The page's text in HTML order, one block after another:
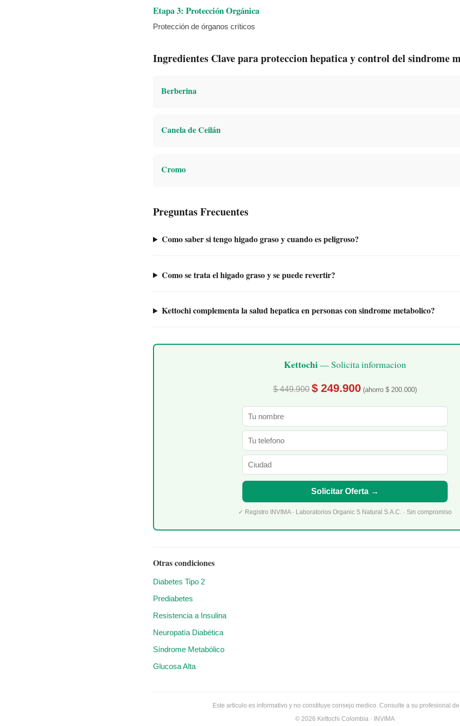
Etapa 3: Protección Orgánica
Protección de órganos críticos
Ingredientes Clave para proteccion hepatica y control del sindrome
Berberina
Canela de Ceilán
Cromo
Preguntas Frecuentes
Como saber si tengo higado graso y cuando es peligroso?
Como se trata el higado graso y se puede revertir?
Kettochi complementa la salud hepatica en personas con sindrome metabolico?
Kettochi— Solicita informacion
$ 449.900 $ 249.900 (ahorro $ 200.000)
Solicitar Oferta →
✓ Registro INVIMA · Laboratorios Organic S Natural S.A.C. · Sin compromiso
Otras condiciones
Diabetes Tipo 2
Prediabetes
Resistencia a Insulina
Neuropatía Diabética
Síndrome Metabólico
Glucosa Alta
Este articulo es informativo y no constituye consejo medico. Consulte a su profesional
© 2026 Kettochi Colombia · INVIMA